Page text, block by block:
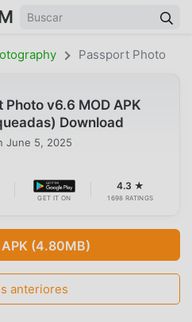
Passport Photo
Photo v6.6 MOD APK
Download
June 5, 2025
GET IT ON
4.3 ★
1698 RATINGS
(4.80MB)
anteriores